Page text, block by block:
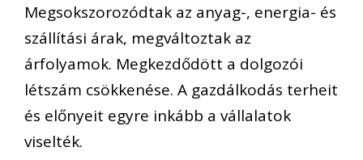
Megsokszorozódtak az anyag-, energia- és
szállítási árak, megváltoztak az
árfolyamok. Megkezdődött a dolgozói
létszám csökkenése. A gazdálkodás terheit
és előnyeit egyre inkább a vállalatok
viselték.